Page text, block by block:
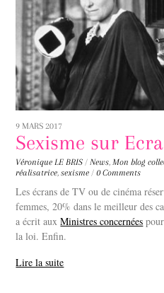
9 MARS 2017
Sexisme sur
Véronique LE BRIS / News, Mon blog
réalisatrice,sexisme / 0 Comments
Les écrans de TV ou de cinéma
femmes, 20% dans le meilleur des
a écrit auxMinistres concernées
la loi. Enfin.
Lire la suite